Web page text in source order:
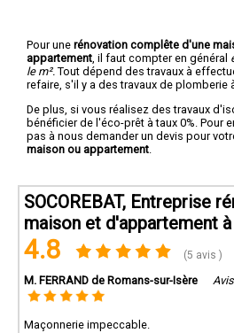
Pour une rénovation complête d'une
appartement , il faut compter en général
le m². Tout dépend des travaux à
refaire, s'il y a des travaux de plomberie à
De plus, si vous réalisez des travaux
bénéficier de l'éco-prêt à taux 0%. Pour
pas à nous demander un devis pour
maison ou appartement
SOCOREBAT, Entreprise
maison et d'appartement
4.8 (5 avis )
M. FERRAND de Romans-sur-Isère
Maçonnerie impeccable.